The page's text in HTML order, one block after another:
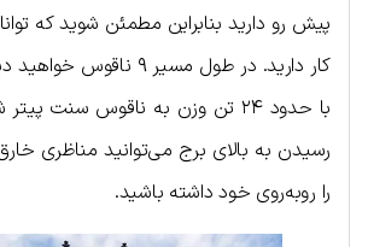
پیش رو دارید بنابراین مطمئن شوید که
کار دارید. در طول مسیر ۹
با حدود ۲۴ تن وزن به ناقوس سنت
رسیدن به بالای برج می‌توانید مناظری
را روبه‌روی خود داشته باشید.